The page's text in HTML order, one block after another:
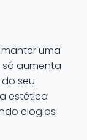
uma
aumenta
seu
estética
elogios